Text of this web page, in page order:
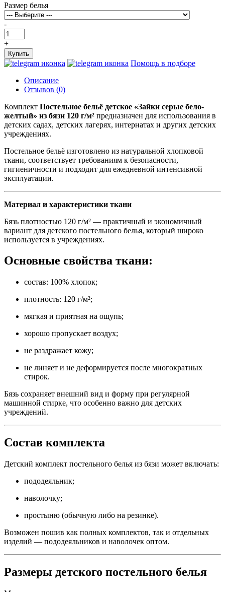
Размер белья
-
+
Купить
Помощь в подборе
Описание
Отзывов (0)
Комплект Постельное бельё детское «Зайки серые бело-
желтый» из бязи 120 г/м² предназначен для использования в
детских садах, детских лагерях, интернатах и других детских
учреждениях.
Постельное бельё изготовлено из натуральной хлопковой
ткани, соответствует требованиям к безопасности,
гигиеничности и подходит для ежедневной интенсивной
эксплуатации.
Материал и характеристики ткани
Бязь плотностью 120 г/м² — практичный и экономичный
вариант для детского постельного белья, который широко
используется в учреждениях.
Основные свойства ткани:
состав: 100% хлопок;
плотность: 120 г/м²;
мягкая и приятная на ощупь;
хорошо пропускает воздух;
не раздражает кожу;
не линяет и не деформируется после многократных
стирок.
Бязь сохраняет внешний вид и форму при регулярной
машинной стирке, что особенно важно для детских
учреждений.
Состав комплекта
Детский комплект постельного белья из бязи может включать:
пододеяльник;
наволочку;
простыню (обычную либо на резинке).
Возможен пошив как полных комплектов, так и отдельных
изделий — пододеяльников и наволочек оптом.
Размеры детского постельного белья